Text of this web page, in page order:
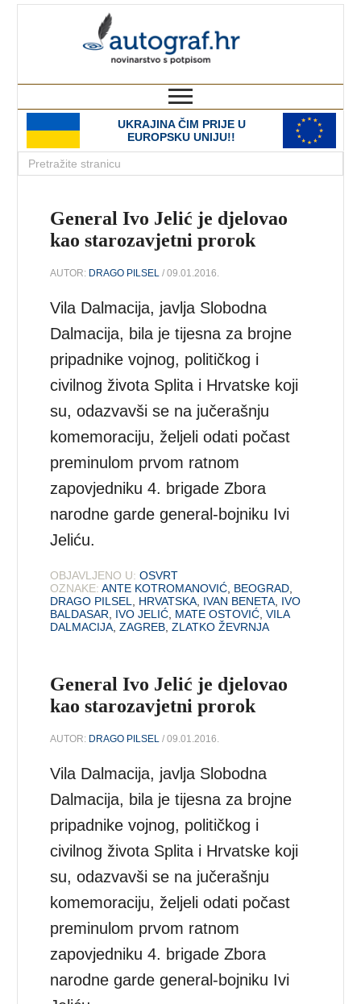
UKRAJINA ČIM PRIJE U
EUROPSKU UNIJU!!
General Ivo Jelić je djelovao
kao starozavjetni prorok
AUTOR: DRAGO PILSEL / 09.01.2016.
Vila Dalmacija, javlja Slobodna
Dalmacija, bila je tijesna za brojne
pripadnike vojnog, političkog i
civilnog života Splita i Hrvatske koji
su, odazvavši se na jučerašnju
komemoraciju, željeli odati počast
preminulom prvom ratnom
zapovjedniku 4. brigade Zbora
narodne garde general-bojniku Ivi
Jeliću.
OBJAVLJENO U: OSVRT
OZNAKE: ANTE KOTROMANOVIĆ BEOGRAD
DRAGO PILSEL
HRVATSKA IVAN BENETA IVO
BALDASAR
IVO JELIĆ MATE OSTOVIĆ ,VILA
DALMACIJA ,ZAGREB ,ZLATKO ŽEVRNJA
General Ivo Jelić je djelovao
kao starozavjetni prorok
AUTOR: DRAGO PILSEL / 09.01.2016.
Vila Dalmacija, javlja Slobodna
Dalmacija, bila je tijesna za brojne
pripadnike vojnog, političkog i
civilnog života Splita i Hrvatske koji
su, odazvavši se na jučerašnju
komemoraciju, željeli odati počast
preminulom prvom ratnom
zapovjedniku 4. brigade Zbora
narodne garde general-bojniku Ivi